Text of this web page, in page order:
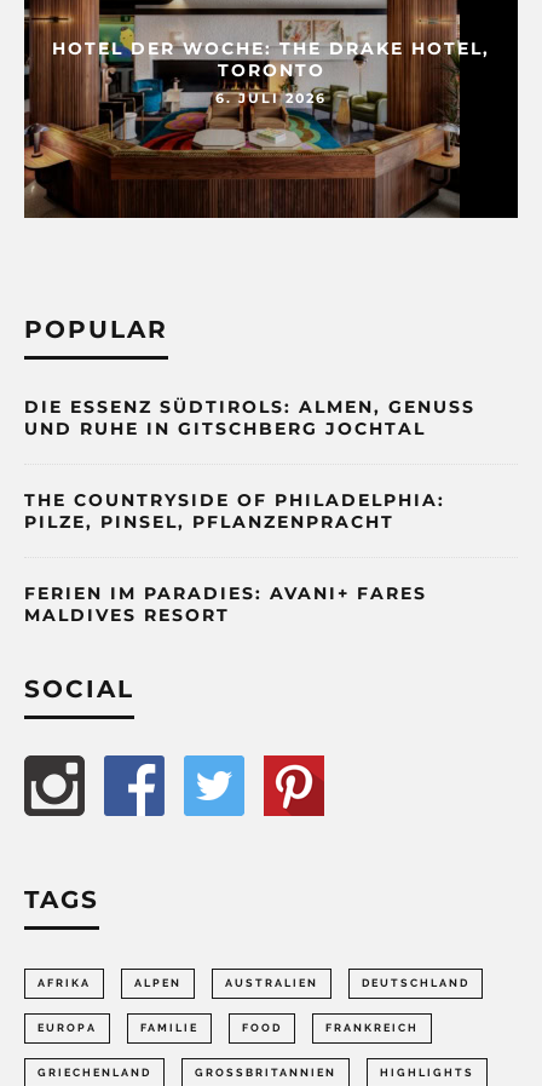
HOTEL DER WOCHE: THE DRAKE HOTEL,
TORONTO
6. JULI 2026
POPULAR
DIE ESSENZ SÜDTIROLS: ALMEN, GENUSS
UND RUHE IN GITSCHBERG JOCHTAL
THE COUNTRYSIDE OF PHILADELPHIA:
PILZE, PINSEL, PFLANZENPRACHT
FERIEN IM PARADIES: AVANI+ FARES
MALDIVES RESORT
SOCIAL
TAGS
AFRIKA ALPEN AUSTRALIEN DEUTSCHLAND
EUROPA FAMILIE FOOD FRANKREICH
GRIECHENLAND GROSSBRITANNIEN HIGHLIGHTS